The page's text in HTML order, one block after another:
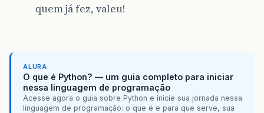
quem já fez, valeu!
ALURA
O que é Python? — um guia completo para iniciar
nessa linguagem de programação
Acesse agora o guia sobre Python e inicie sua jornada nessa
linguagem de programação: o que é e para que serve, sua